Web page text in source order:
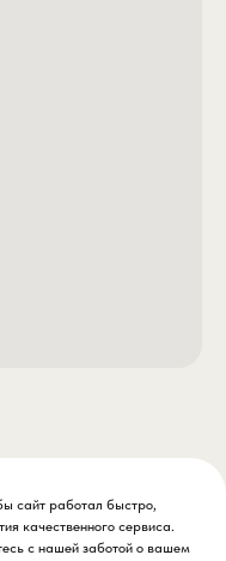
сайт работал быстро,
качественного сервиса.
с нашей заботой о вашем